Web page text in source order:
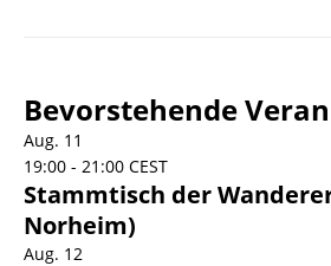
Bevorstehende
Aug. 11
19:00 - 21:00 CEST
Stammtisch der
Norheim)
Aug. 12